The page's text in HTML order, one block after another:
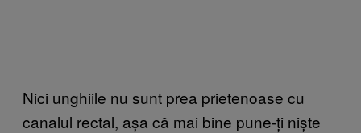
Nici unghiile nu sunt prea prietenoase cu
canalul rectal, așa că mai bine pune-ți niște